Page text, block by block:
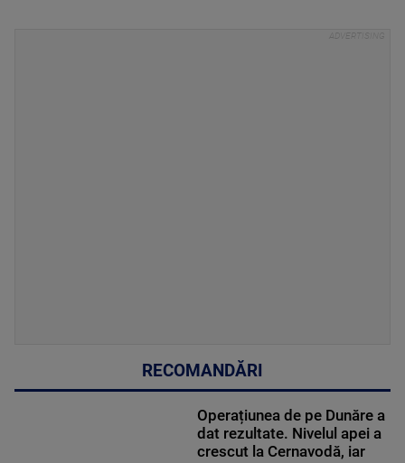
RECOMANDĂRI
Operațiunea de pe Dunăre a
dat rezultate. Nivelul apei a
crescut la Cernavodă, iar